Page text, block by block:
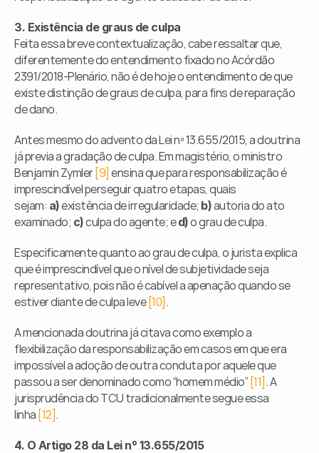
3. Existência de graus de culpa
Feita essa breve contextualização, cabe ressaltar que,
diferentemente do entendimento fixado no Acórdão
2391/2018-Plenário, não é de hoje o entendimento de que
existe distinção de graus de culpa, para fins de reparação
de dano.
Antes mesmo do advento da Lei nº 13.655/2015, a doutrina
já previa a gradação de culpa. Em magistério, o ministro
Benjamin Zymler [9] ensina que para responsabilização é
imprescindível perseguir quatro etapas, quais
sejam: a) existência de irregularidade; b) autoria do ato
examinado; c) culpa do agente; e d) o grau de culpa.
Especificamente quanto ao grau de culpa, o jurista explica
que é imprescindível que o nível de subjetividade seja
representativo, pois não é cabível a apenação quando se
estiver diante de culpa leve [10].
A mencionada doutrina já citava como exemplo a
flexibilização da responsabilização em casos em que era
impossível a adoção de outra conduta por aquele que
passou a ser denominado como “homem médio” [11]. A
jurisprudência do TCU tradicionalmente segue essa
linha [12].
4. O Artigo 28 da Lei nº 13.655/2015